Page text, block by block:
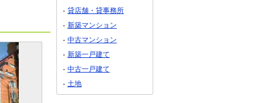
貸店舗・貸事務所
新築マンション
中古マンション
新築一戸建て
中古一戸建て
土地